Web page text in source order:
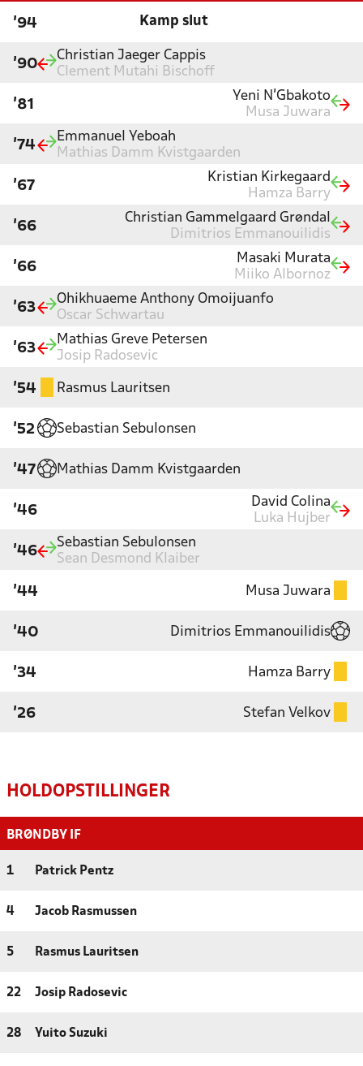
'94 Kamp slut
'90
Christian Jaeger Cappis
Clement Mutahi Bischoff
'81
Yeni N'Gbakoto
Musa Juwara
'74
Emmanuel Yeboah
Mathias Damm Kvistgaarden
'67
Kristian Kirkegaard
Hamza Barry
'66
Christian Gammelgaard Grøndal
Dimitrios Emmanouilidis
'66
Masaki Murata
Miiko Albornoz
'63
Ohikhuaeme Anthony Omoijuanfo
Oscar Schwartau
'63
Mathias Greve Petersen
Josip Radosevic
'54 Rasmus Lauritsen
'52 Sebastian Sebulonsen
'47 Mathias Damm Kvistgaarden
'46
David Colina
Luka Hujber
'46
Sebastian Sebulonsen
Sean Desmond Klaiber
'44 Musa Juwara
'40 Dimitrios Emmanouilidis
'34 Hamza Barry
'26 Stefan Velkov
HOLDOPSTILLINGER
BRØNDBY IF
1 Patrick Pentz
4 Jacob Rasmussen
5 Rasmus Lauritsen
22 Josip Radosevic
28 Yuito Suzuki